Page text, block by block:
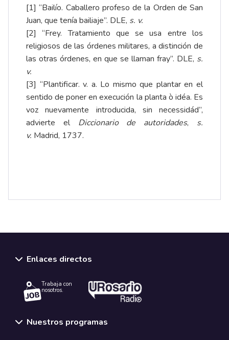
[1] “Bailío. Caballero profeso de la Orden de San
Juan, que tenía bailiaje”. DLE, s. v.
[2] “Frey. Tratamiento que se usa entre los
religiosos de las órdenes militares, a distinción de
las otras órdenes, en que se llaman fray”. DLE, s.
v.
[3] “Plantificar. v. a. Lo mismo que plantar en el
sentido de poner en execución la planta ò idéa. Es
voz nuevamente introducida, sin necessidád”,
advierte el Diccionario de autoridades, s.
v. Madrid, 1737.
Enlaces directos
Trabaja con
nosotros.
Nuestros programas